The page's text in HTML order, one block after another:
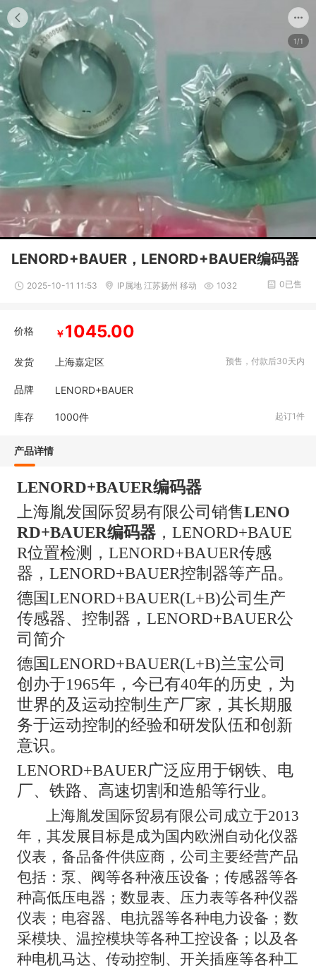
1/1
LENORD+BAUER，LENORD+BAUER编码器
2025-10-11 11:53 IP属地 江苏扬州 移动 1032 0已售
价格 ￥1045.00
发货 上海嘉定区 预售，付款后30天内
品牌 LENORD+BAUER
库存 1000件 起订1件
产品详情
LENORD+BAUER编码器
上海胤发国际贸易有限公司销售LENO
RD+BAUER编码器 ， LENORD+BAUE
R位置检测，LENORD+BAUER传感
器，LENORD+BAUER控制器等产品。
德国LENORD+BAUER(L+B)公司生产
传感器、控制器，LENORD+BAUER公
司简介
德国LENORD+BAUER(L+B)兰宝公司
创办于1965年，今已有40年的历史，为
世界的及运动控制生产厂家，其长期服
务于运动控制的经验和研发队伍和创新
意识。
LENORD+BAUER广泛应用于钢铁、电
厂、铁路、高速切割和造船等行业。
上海胤发国际贸易有限公司成立于2013
年，其发展目标是成为国内欧洲自动化仪器
仪表，备品备件供应商，公司主要经营产品
包括：泵、阀等各种液压设备；传感器等各
种高低压电器；数显表、压力表等各种仪器
仪表；电容器、电抗器等各种电力设备；数
采模块、温控模块等各种工控设备；以及各
种电机马达、传动控制、开关插座等各种工